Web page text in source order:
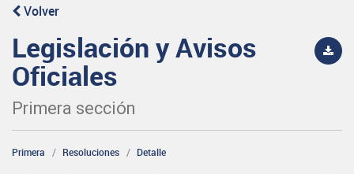
Volver
Legislación y Avisos
Oficiales
Primera sección
Primera Resoluciones Detalle